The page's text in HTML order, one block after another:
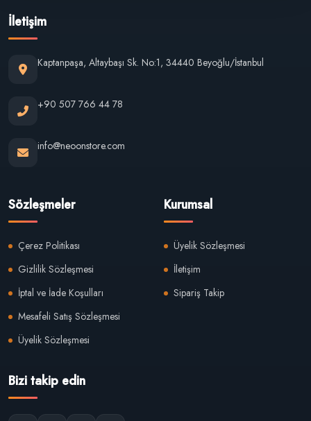
İletişim
Kaptanpaşa, Altaybaşı Sk. No:1, 34440 Beyoğlu/İstanbul
+90 507 766 44 78
info@neoonstore.com
Sözleşmeler
Çerez Politikası
Gizlilik Sözleşmesi
İptal ve İade Koşulları
Mesafeli Satış Sözleşmesi
Üyelik Sözleşmesi
Kurumsal
Üyelik Sözleşmesi
İletişim
Sipariş Takip
Bizi takip edin